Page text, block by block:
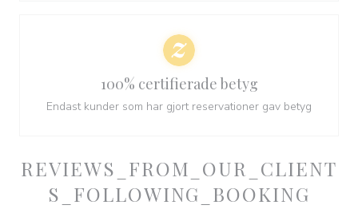
REVIEWS_FROM_OUR_CLIENT
S_FOLLOWING_BOOKING
100% certifierade betyg
Endast kunder som har gjort reservationer gav betyg